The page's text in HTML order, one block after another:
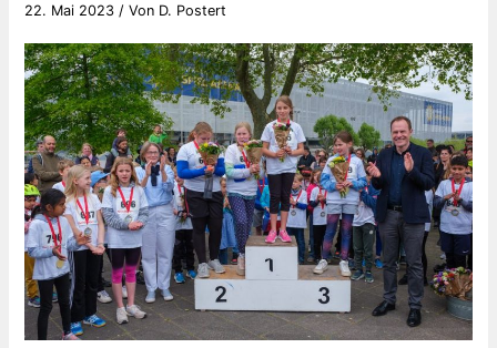
22. Mai 2023 / Von D. Postert